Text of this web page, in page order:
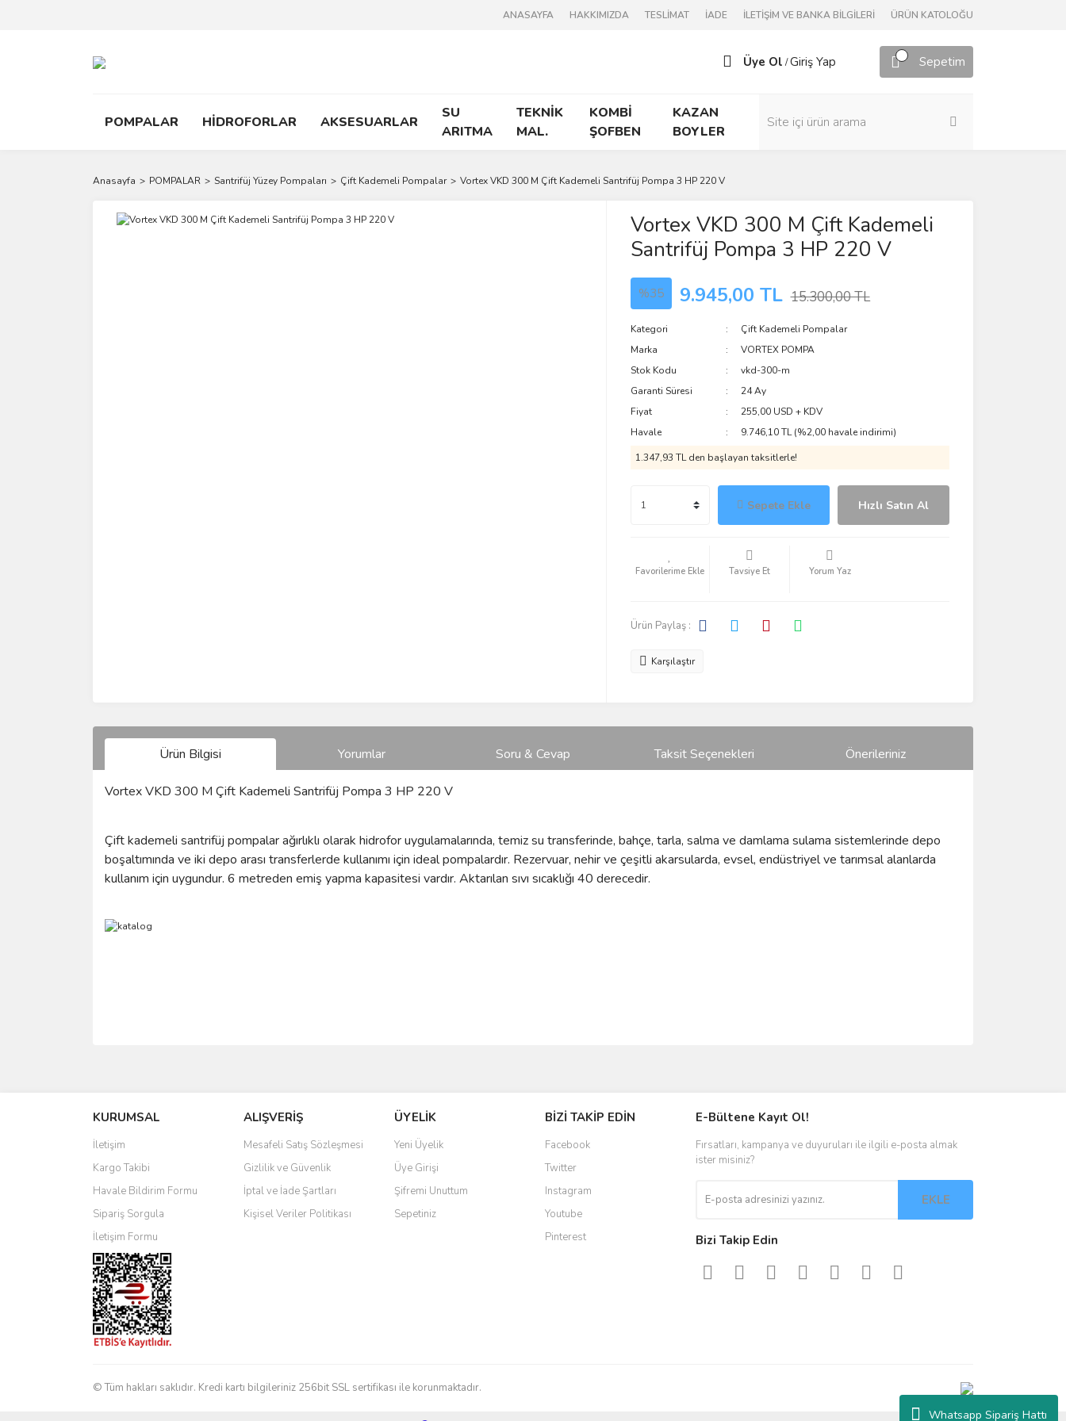
Whatsapp Sipariş Hattı
ANASAYFA HAKKIMIZDA TESLİMAT İADE İLETİŞİM VE BANKA BİLGİLERİ ÜRÜN KATOLOĞU
Üye Ol /Giriş Yap Sepetim
POMPALAR HİDROFORLAR AKSESUARLAR
SU
ARITMA
TEKNİK
MAL.
KOMBİ
ŞOFBEN
KAZAN
BOYLER
Anasayfa POMPALAR Santrifüj Yüzey Pompaları Çift Kademeli Pompalar Vortex VKD 300 M Çift Kademeli Santrifüj Pompa 3 HP 220 V
Vortex VKD 300 M Çift Kademeli
Santrifüj Pompa 3 HP 220 V
%35 9.945,00 TL 15.300,00 TL
Kategori
Çift Kademeli Pompalar
Marka
VORTEX POMPA
Stok Kodu
vkd-300-m
Garanti Süresi
24 Ay
Fiyat
255,00 USD + KDV
Havale
9.746,10 TL (%2,00 havale indirimi)
1.347,93 TL den başlayan taksitlerle!
Sepete Ekle Hızlı Satın Al
Tavsiye Et Yorum Yaz
Ürün Paylaş :
Karşılaştır
Ürün Bilgisi Yorumlar Soru & Cevap Taksit Seçenekleri Önerileriniz
Vortex VKD 300 M Çift Kademeli Santrifüj Pompa 3 HP 220 V
Çift kademeli santrifüj pompalar ağırlıklı olarak hidrofor uygulamalarında, temiz su transferinde, bahçe, tarla, salma ve damlama sulama sistemlerinde depo
boşaltımında ve iki depo arası transferlerde kullanımı için ideal pompalardır. Rezervuar, nehir ve çeşitli akarsularda, evsel, endüstriyel ve tarımsal alanlarda
kullanım için uygundur. 6 metreden emiş yapma kapasitesi vardır. Aktarılan sıvı sıcaklığı 40 derecedir.
Ürün resmi kalitesiz, bozuk veya görüntülenemiyor.
Ürün açıklamasında eksik bilgiler bulunuyor.
Ürün bilgilerinde hatalar bulunuyor.
Ürün fiyatı diğer sitelerden daha pahalı.
Bu ürüne benzer farklı alternatifler olmalı.
KURUMSAL
İletişim
Kargo Takibi
Havale Bildirim Formu
Sipariş Sorgula
İletişim Formu
ALIŞVERİŞ
Mesafeli Satış Sözleşmesi
Gizlilik ve Güvenlik
İptal ve İade Şartları
Kişisel Veriler Politikası
ÜYELİK
Yeni Üyelik
Üye Girişi
Şifremi Unuttum
Sepetiniz
BİZİ TAKİP EDİN
Facebook
Twitter
Instagram
Youtube
Pinterest
E-Bültene Kayıt Ol!
Fırsatları, kampanya ve duyuruları ile ilgili e-posta almak
ister misiniz?
EKLE
Bizi Takip Edin
© Tüm hakları saklıdır. Kredi kartı bilgileriniz 256bit SSL sertifikası ile korunmaktadır.